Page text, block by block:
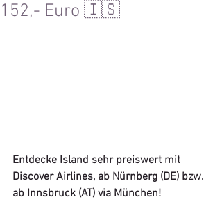
152,- Euro 🇮🇸
Entdecke Island sehr preiswert mit
Discover Airlines, ab Nürnberg (DE) bzw.
ab Innsbruck (AT) via München!